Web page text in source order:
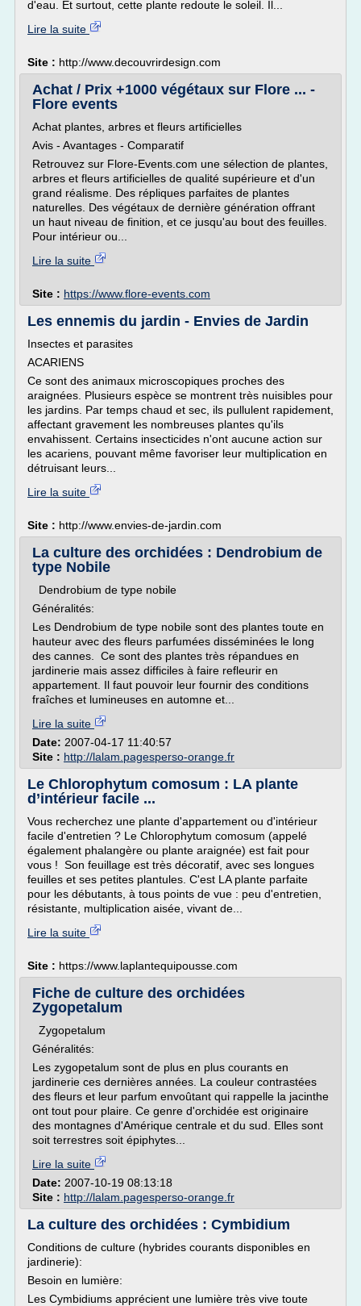
d'eau. Et surtout, cette plante redoute le soleil. Il...
Lire la suite
Site : http://www.decouvrirdesign.com
Achat / Prix +1000 végétaux sur Flore ... -
Flore events
Achat plantes, arbres et fleurs artificielles
Avis - Avantages - Comparatif
Retrouvez sur Flore-Events.com une sélection de plantes,
arbres et fleurs artificielles de qualité supérieure et d'un
grand réalisme. Des répliques parfaites de plantes
naturelles. Des végétaux de dernière génération offrant
un haut niveau de finition, et ce jusqu'au bout des feuilles.
Pour intérieur ou...
Lire la suite
Site : https://www.flore-events.com
Les ennemis du jardin - Envies de Jardin
Insectes et parasites
ACARIENS
Ce sont des animaux microscopiques proches des
araignées. Plusieurs espèce se montrent très nuisibles pour
les jardins. Par temps chaud et sec, ils pullulent rapidement,
affectant gravement les nombreuses plantes qu'ils
envahissent. Certains insecticides n'ont aucune action sur
les acariens, pouvant même favoriser leur multiplication en
détruisant leurs...
Lire la suite
Site : http://www.envies-de-jardin.com
La culture des orchidées : Dendrobium de
type Nobile
Dendrobium de type nobile
Généralités:
Les Dendrobium de type nobile sont des plantes toute en
hauteur avec des fleurs parfumées disséminées le long
des cannes. Ce sont des plantes très répandues en
jardinerie mais assez difficiles à faire refleurir en
appartement. Il faut pouvoir leur fournir des conditions
fraîches et lumineuses en automne et...
Lire la suite
Date: 2007-04-17 11:40:57
Site : http://lalam.pagesperso-orange.fr
Le Chlorophytum comosum : LA plante
d’intérieur facile ...
Vous recherchez une plante d'appartement ou d'intérieur
facile d'entretien ? Le Chlorophytum comosum (appelé
également phalangère ou plante araignée) est fait pour
vous ! Son feuillage est très décoratif, avec ses longues
feuilles et ses petites plantules. C'est LA plante parfaite
pour les débutants, à tous points de vue : peu d'entretien,
résistante, multiplication aisée, vivant de...
Lire la suite
Site : https://www.laplantequipousse.com
Fiche de culture des orchidées
Zygopetalum
Zygopetalum
Généralités:
Les zygopetalum sont de plus en plus courants en
jardinerie ces dernières années. La couleur contrastées
des fleurs et leur parfum envoûtant qui rappelle la jacinthe
ont tout pour plaire. Ce genre d'orchidée est originaire
des montagnes d'Amérique centrale et du sud. Elles sont
soit terrestres soit épiphytes...
Lire la suite
Date: 2007-10-19 08:13:18
Site : http://lalam.pagesperso-orange.fr
La culture des orchidées : Cymbidium
Conditions de culture (hybrides courants disponibles en
jardinerie):
Besoin en lumière:
Les Cymbidiums apprécient une lumière très vive toute